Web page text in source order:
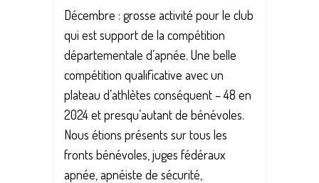
Décembre : grosse activité pour le club
qui est support de la compétition
départementale d’apnée. Une belle
compétition qualificative avec un
plateau d’athlètes conséquent – 48 en
2024 et presqu’autant de bénévoles.
Nous étions présents sur tous les
fronts bénévoles, juges fédéraux
apnée, apnéiste de sécurité,